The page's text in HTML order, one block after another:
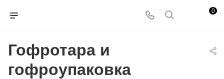
0
Гофротара и
гофроупаковка